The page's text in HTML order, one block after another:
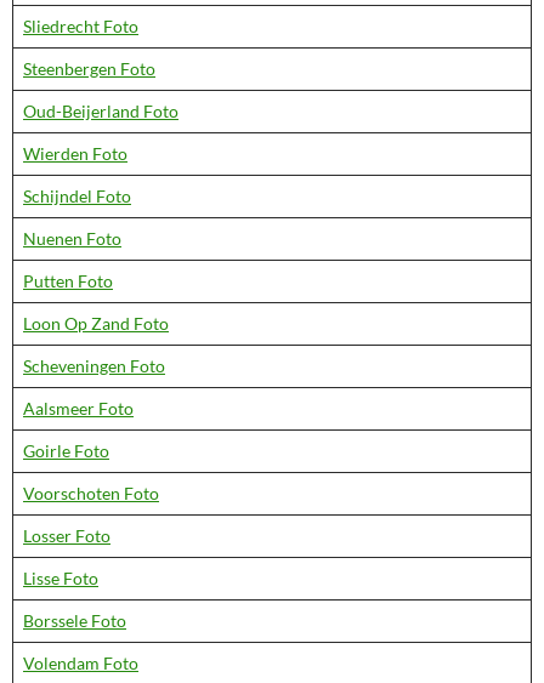
Sliedrecht Foto
Steenbergen Foto
Oud-Beijerland Foto
Wierden Foto
Schijndel Foto
Nuenen Foto
Putten Foto
Loon Op Zand Foto
Scheveningen Foto
Aalsmeer Foto
Goirle Foto
Voorschoten Foto
Losser Foto
Lisse Foto
Borssele Foto
Volendam Foto